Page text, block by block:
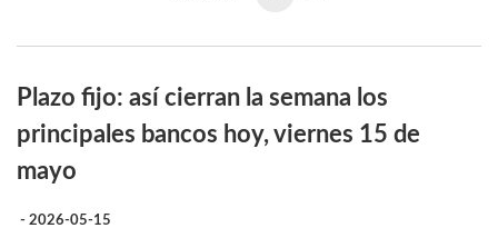
Plazo fijo: así cierran la semana los
principales bancos hoy, viernes 15 de
mayo
- 2026-05-15